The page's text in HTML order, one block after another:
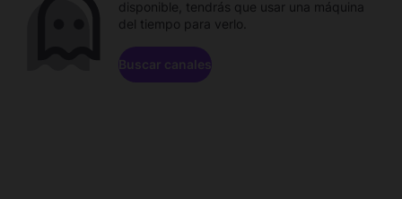
disponible, tendrás que usar una máquina
del tiempo para verlo.
Buscar canales